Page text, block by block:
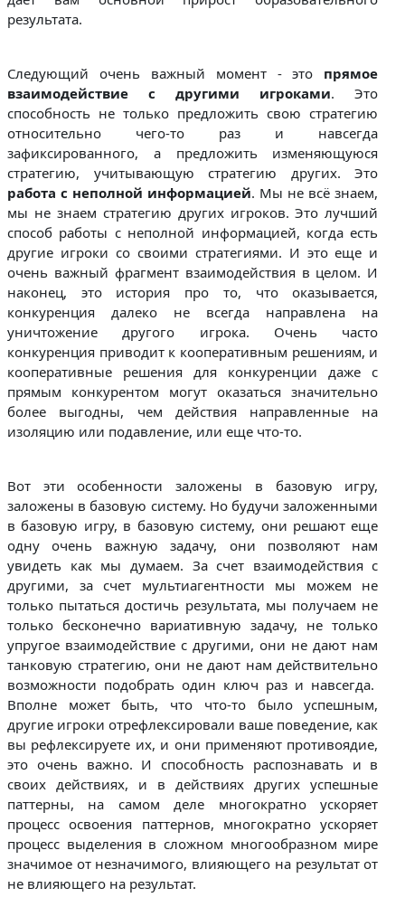
результата.
Следующий очень важный момент - это прямое
взаимодействие с другими игроками. Это
способность не только предложить свою стратегию
относительно чего-то раз и навсегда
зафиксированного, а предложить изменяющуюся
стратегию, учитывающую стратегию других. Это
работа с неполной информацией. Мы не всё знаем,
мы не знаем стратегию других игроков. Это лучший
способ работы с неполной информацией, когда есть
другие игроки со своими стратегиями. И это еще и
очень важный фрагмент взаимодействия в целом. И
наконец, это история про то, что оказывается,
конкуренция далеко не всегда направлена на
уничтожение другого игрока. Очень часто
конкуренция приводит к кооперативным решениям, и
кооперативные решения для конкуренции даже с
прямым конкурентом могут оказаться значительно
более выгодны, чем действия направленные на
изоляцию или подавление, или еще что-то.
Вот эти особенности заложены в базовую игру,
заложены в базовую систему. Но будучи заложенными
в базовую игру, в базовую систему, они решают еще
одну очень важную задачу, они позволяют нам
увидеть как мы думаем. За счет взаимодействия с
другими, за счет мультиагентности мы можем не
только пытаться достичь результата, мы получаем не
только бесконечно вариативную задачу, не только
упругое взаимодействие с другими, они не дают нам
танковую стратегию, они не дают нам действительно
возможности подобрать один ключ раз и навсегда.
Вполне может быть, что что-то было успешным,
другие игроки отрефлексировали ваше поведение, как
вы рефлексируете их, и они применяют противоядие,
это очень важно. И способность распознавать и в
своих действиях, и в действиях других успешные
паттерны, на самом деле многократно ускоряет
процесс освоения паттернов, многократно ускоряет
процесс выделения в сложном многообразном мире
значимое от незначимого, влияющего на результат от
не влияющего на результат.